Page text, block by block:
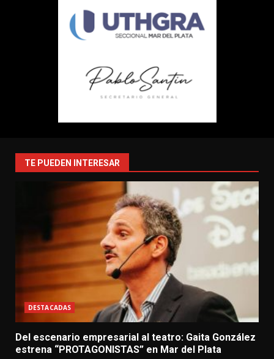
TE PUEDEN INTERESAR
DESTACADAS
Del escenario empresarial al teatro: Gaita González
estrena “PROTAGONISTAS” en Mar del Plata